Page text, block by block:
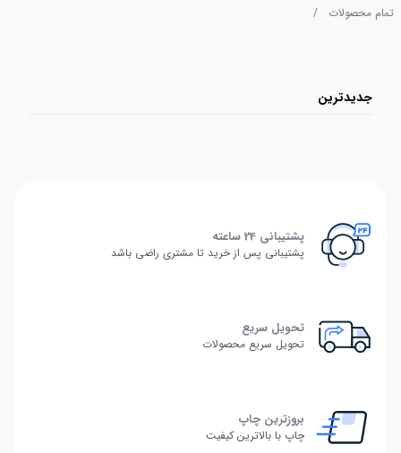
تمام محصولات /
جدیدترین
پشتیبانی 24 ساعته
پشتیبانی پس از خرید تا مشتری راضی باشد
تحویل سریع
تحویل سریع محصولات
بروزترین چاپ
چاپ با بالاترین کیفیت